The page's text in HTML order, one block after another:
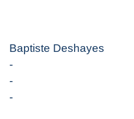
Baptiste Deshayes
-
-
-